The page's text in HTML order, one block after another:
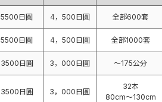
5500日圓 4，500日圓 全部600套
5500日圓 4，500日圓 全部1000套
3500日圓 3，000日圓 〜175公分
3500日圓 3，000日圓
32本
80cm〜130cm